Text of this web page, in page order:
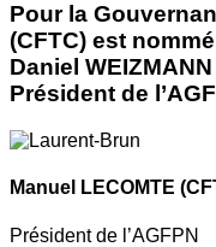
Pour la
(CFTC) est
Daniel
Président de
Manuel LECOMTE
Président de l’AGFPN